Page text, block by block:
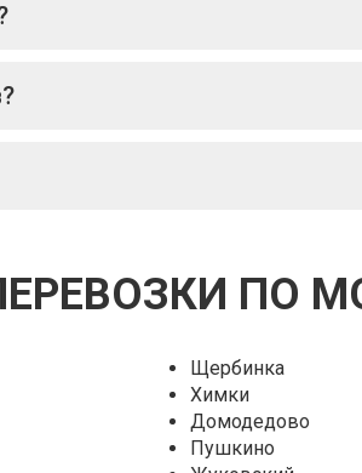
ПО
Щербинка
Химки
Домодедово
Пушкино